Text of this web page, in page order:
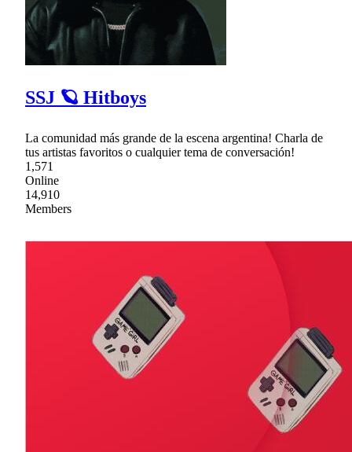
SSJ 🪐 Hitboys
La comunidad más grande de la escena argentina! Charla de
tus artistas favoritos o cualquier tema de conversación!
1,571
Online
14,910
Members